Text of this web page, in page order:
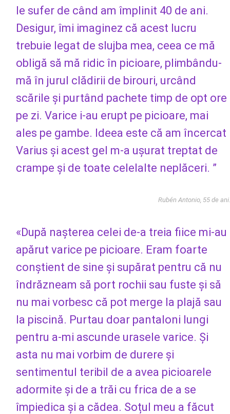
le sufer de când am împlinit 40 de ani.
Desigur, îmi imaginez că acest lucru
trebuie legat de slujba mea, ceea ce mă
obligă să mă ridic în picioare, plimbându-
mă în jurul clădirii de birouri, urcând
scările și purtând pachete timp de opt ore
pe zi. Varice i-au erupt pe picioare, mai
ales pe gambe. Ideea este că am încercat
Varius și acest gel m-a ușurat treptat de
crampe și de toate celelalte neplăceri. ”
Rubén Antonio, 55 de ani.
«După nașterea celei de-a treia fiice mi-au
apărut varice pe picioare. Eram foarte
conștient de sine și supărat pentru că nu
îndrăzneam să port rochii sau fuste și să
nu mai vorbesc că pot merge la plajă sau
la piscină. Purtau doar pantaloni lungi
pentru a-mi ascunde urasele varice. Și
asta nu mai vorbim de durere și
sentimentul teribil de a avea picioarele
adormite și de a trăi cu frica de a se
împiedica și a cădea. Soțul meu a făcut